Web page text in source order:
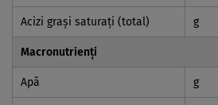
Acizi graşi saturaţi (total) g
Macronutrienți
Apă g